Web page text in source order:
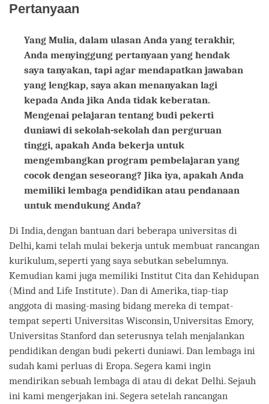
Pertanyaan
Yang Mulia, dalam ulasan Anda yang terakhir,
Anda menyinggung pertanyaan yang hendak
saya tanyakan, tapi agar mendapatkan jawaban
yang lengkap, saya akan menanyakan lagi
kepada Anda jika Anda tidak keberatan.
Mengenai pelajaran tentang budi pekerti
duniawi di sekolah-sekolah dan perguruan
tinggi, apakah Anda bekerja untuk
mengembangkan program pembelajaran yang
cocok dengan seseorang? Jika iya, apakah Anda
memiliki lembaga pendidikan atau pendanaan
untuk mendukung Anda?
Di India, dengan bantuan dari beberapa universitas di
Delhi, kami telah mulai bekerja untuk membuat rancangan
kurikulum, seperti yang saya sebutkan sebelumnya.
Kemudian kami juga memiliki Institut Cita dan Kehidupan
(Mind and Life Institute). Dan di Amerika, tiap-tiap
anggota di masing-masing bidang mereka di tempat-
tempat seperti Universitas Wisconsin, Universitas Emory,
Universitas Stanford dan seterusnya telah menjalankan
pendidikan dengan budi pekerti duniawi. Dan lembaga ini
sudah kami perluas di Eropa. Segera kami ingin
mendirikan sebuah lembaga di atau di dekat Delhi. Sejauh
ini kami mengerjakan ini. Segera setelah rancangan